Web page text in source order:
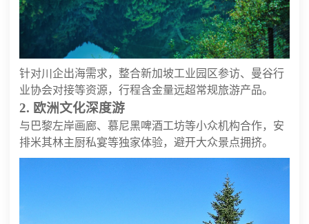
针对川企出海需求，整合新加坡工业园区参访、曼谷行
业协会对接等资源，行程含金量远超常规旅游产品。
2. 欧洲文化深度游
与巴黎左岸画廊、慕尼黑啤酒工坊等小众机构合作，安
排米其林主厨私宴等独家体验，避开大众景点拥挤。